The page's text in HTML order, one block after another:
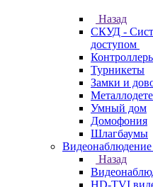
Назад
СКУД -
доступом
Турникеты
Замки и
Умный дом
Домофония
Шлагбаумы
Видеонаблюдение
Назад
HD-TVI